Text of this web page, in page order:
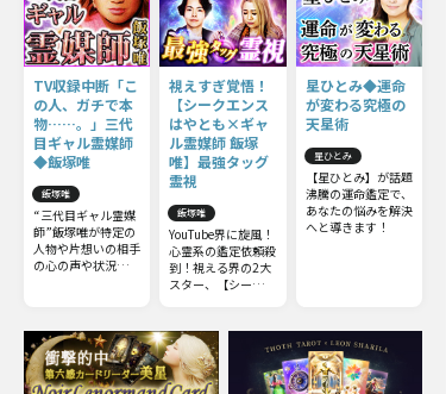
TV収録中断「こ
の人、ガチで本
物……。」三代
目ギャル霊媒師
◆飯塚唯
飯塚唯
“三代目ギャル霊媒
師”飯塚唯が特定の
人物や片想いの相手
の心の声や状況も、
視えすぎ覚悟！
【シークエンス
はやとも×ギャ
ル霊媒師 飯塚
唯】最強タッグ
霊視
飯塚唯
YouTube界に旋風！
心霊系の鑑定依頼殺
到！視える界の2大
スター、【シークエ
飯塚唯】最強タッグ
によるW視点のコラ
ボ霊視鑑定をリアル
に再現！
星ひとみ◆運命
が変わる究極の
天星術
星ひとみ
【星ひとみ】が話題
沸騰の運命鑑定で、
あなたの悩みを解決
へと導きます！